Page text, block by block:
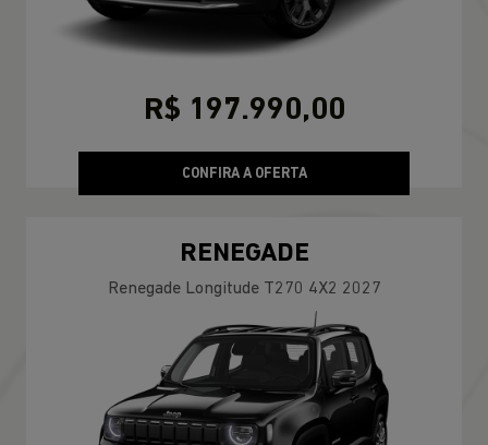
R$ 197.990,00
CONFIRA A OFERTA
RENEGADE
Renegade Longitude T270 4X2 2027